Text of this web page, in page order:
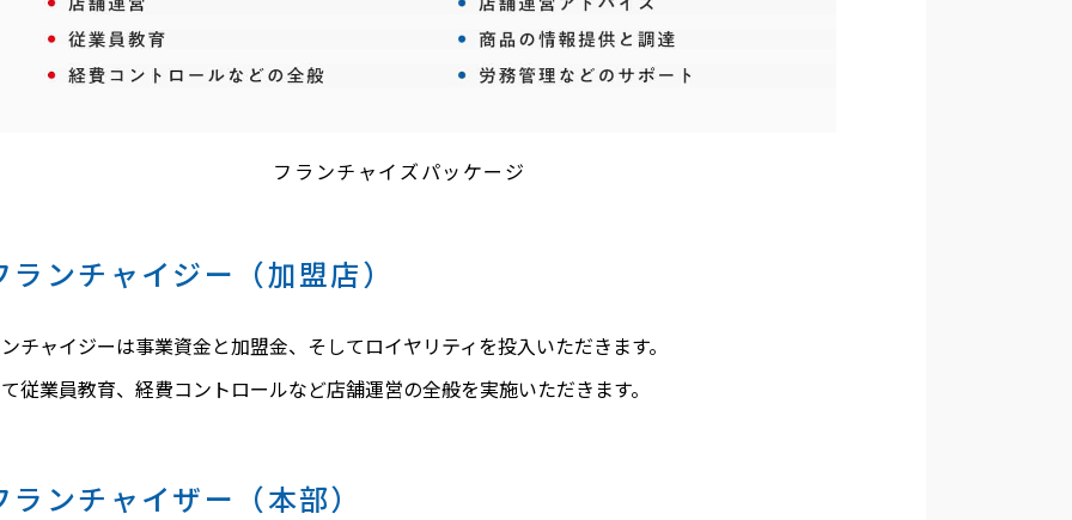
フランチャイズパッケージ
ランチャイジー（加盟店）
チャイジーは事業資金と加盟金、そしてロイヤリティを投入いただきます。
従業員教育、経費コントロールなど店舗運営の全般を実施いただきます。
ランチャイザー（本部）